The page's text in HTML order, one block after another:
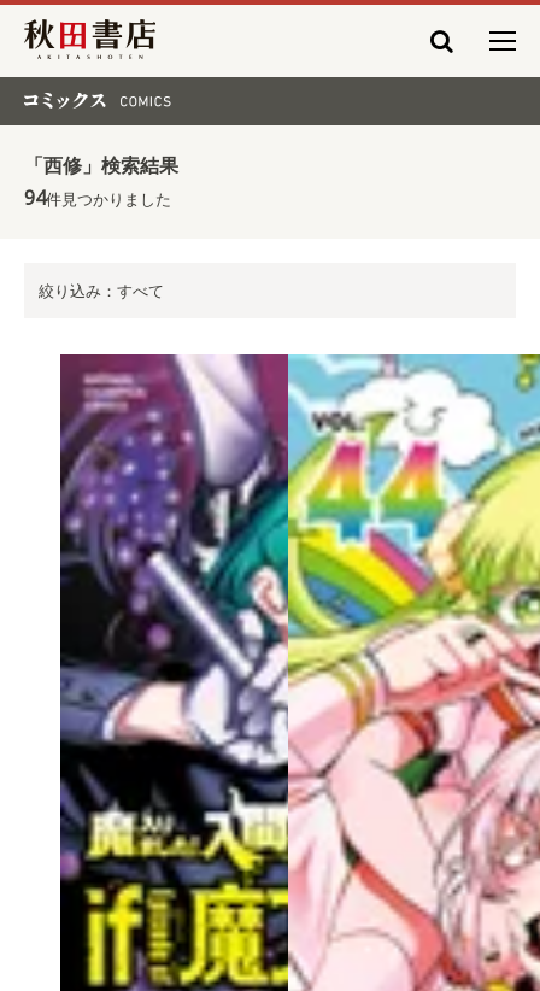
秋田書店
「西修」検索結果
94件見つかりました
絞り込み：すべて